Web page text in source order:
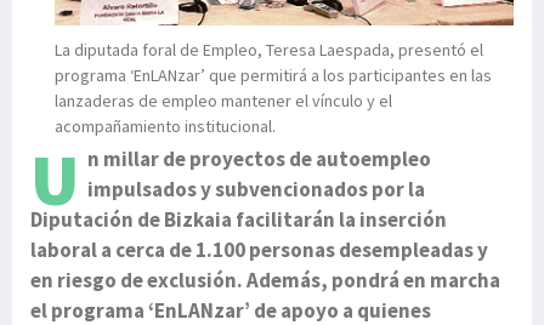
La diputada foral de Empleo, Teresa Laespada, presentó el
programa ‘EnLANzar’ que permitirá a los participantes en las
lanzaderas de empleo mantener el vínculo y el
acompañamiento institucional.
U n millar de proyectos de autoempleo
impulsados y subvencionados por la
Diputación de Bizkaia facilitarán la inserción
laboral a cerca de 1.100 personas desempleadas y
en riesgo de exclusión. Además, pondrá en marcha
el programa ‘EnLANzar’ de apoyo a quienes